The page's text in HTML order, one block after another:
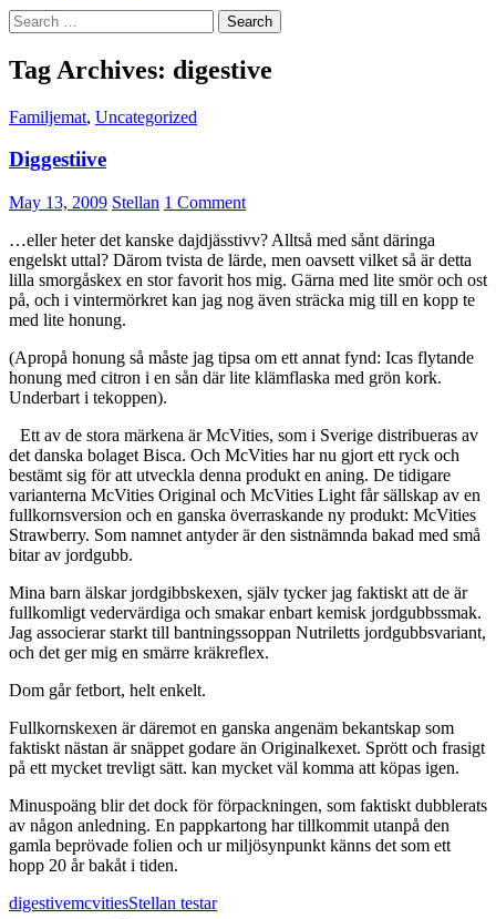
Search
for:
Tag Archives: digestive
Familjemat, Uncategorized
Diggestiive
May 13, 2009 Stellan 1 Comment
…eller heter det kanske dajdjässtivv? Alltså med sånt däringa
engelskt uttal? Därom tvista de lärde, men oavsett vilket så är detta
lilla smorgåskex en stor favorit hos mig. Gärna med lite smör och ost
på, och i vintermörkret kan jag nog även sträcka mig till en kopp te
med lite honung.
(Apropå honung så måste jag tipsa om ett annat fynd: Icas flytande
honung med citron i en sån där lite klämflaska med grön kork.
Underbart i tekoppen).
Ett av de stora märkena är McVities, som i Sverige distribueras av
det danska bolaget Bisca. Och McVities har nu gjort ett ryck och
bestämt sig för att utveckla denna produkt en aning. De tidigare
varianterna McVities Original och McVities Light får sällskap av en
fullkornsversion och en ganska överraskande ny produkt: McVities
Strawberry. Som namnet antyder är den sistnämnda bakad med små
bitar av jordgubb.
Mina barn älskar jordgibbskexen, själv tycker jag faktiskt att de är
fullkomligt vedervärdiga och smakar enbart kemisk jordgubbssmak.
Jag associerar starkt till bantningssoppan Nutriletts jordgubbsvariant,
och det ger mig en smärre kräkreflex.
Dom går fetbort, helt enkelt.
Fullkornskexen är däremot en ganska angenäm bekantskap som
faktiskt nästan är snäppet godare än Originalkexet. Sprött och frasigt
på ett mycket trevligt sätt. kan mycket väl komma att köpas igen.
Minuspoäng blir det dock för förpackningen, som faktiskt dubblerats
av någon anledning. En pappkartong har tillkommit utanpå den
gamla beprövade folien och ur miljösynpunkt känns det som ett
hopp 20 år bakåt i tiden.
digestivemcvitiesStellan testar